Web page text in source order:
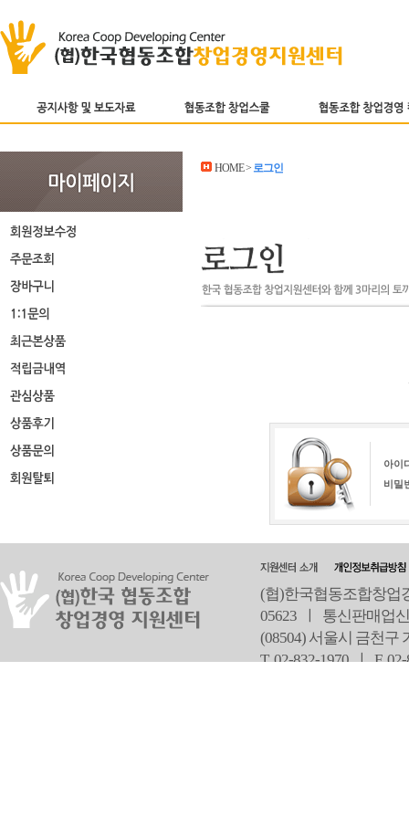
HOME > 로그인
아이
비밀
(협)한국협동조합창업
05623 ㅣ 통신판매업
(08504) 서울시 금천구
T 02-832-1970 ㅣF